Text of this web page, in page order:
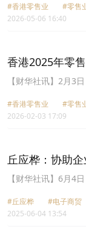
的临时估计为339亿
合计的零售业总销货
月的零售业网上销
35.1%。2026年1月
2025年同期上升
3月的零售业总销货
年1月与2月合计的
#​香港零售业
#零售
2026-05-06 16:40
香港2025年零
按年上升1%
【财华社讯】2月3
值的临时估计为350
零售业总销货价值
的零售业网上销售
间价格变动后，
年同月上升5.1%。
#​香港零售业
#零售
2026-02-03 17:09
丘应桦：协助
围扩大至东南
【财华社讯】6月4
正面临外围经贸环境
重挑战。他强调，挑
#丘应桦 #电子商贸
2025-06-04 13:54